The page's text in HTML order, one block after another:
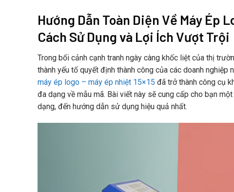
Hướng Dẫn Toàn Diện Về Máy Ép
Cách Sử Dụng và Lợi Ích Vượt Trội
Trong bối cảnh cạnh tranh ngày càng khốc liệt của thị
thành yếu tố quyết định thành công của các doanh
máy ép logo – máy ép nhiệt 15×15 đã trở thành công cụ
đa dạng về mẫu mã. Bài viết này sẽ cung cấp cho bạn
dạng, đến hướng dẫn sử dụng hiệu quả nhất.